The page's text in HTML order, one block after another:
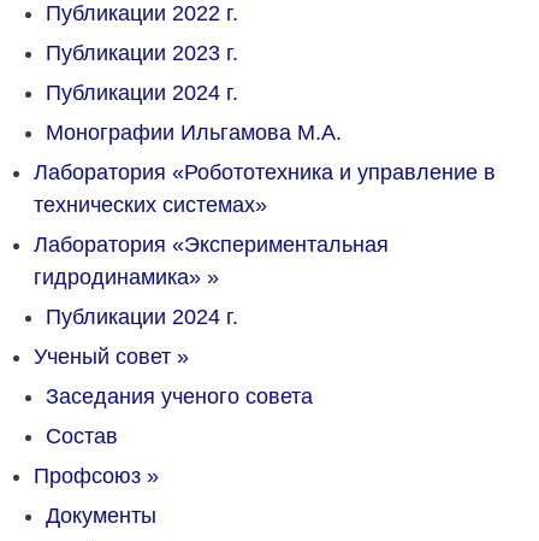
Публикации 2022 г.
Публикации 2023 г.
Публикации 2024 г.
Монографии Ильгамова М.А.
Лаборатория «Робототехника и управление в
технических системах»
Лаборатория «Экспериментальная
гидродинамика» »
Публикации 2024 г.
Ученый совет »
Заседания ученого совета
Состав
Профсоюз »
Документы